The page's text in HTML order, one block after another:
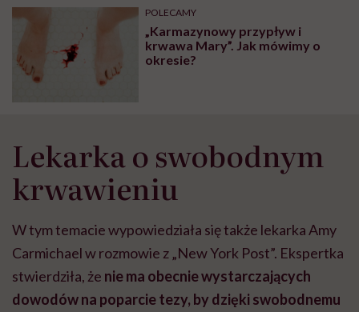
może chyba tylko
głupota i brak
pracy
POLECAMY
„Karmazynowy przypływ i
krwawa Mary”. Jak mówimy o
okresie?
Lekarka o swobodnym
krwawieniu
W tym temacie wypowiedziała się także lekarka Amy
Carmichael w rozmowie z „New York Post”. Ekspertka
stwierdziła, że nie ma obecnie wystarczających
dowodów na poparcie tezy, by dzięki swobodnemu